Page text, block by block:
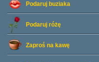
Podaruj buziaka
Podaruj różę
Zaproś na kawę